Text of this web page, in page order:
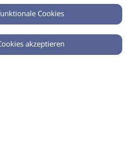
0
Cookies
akzeptieren